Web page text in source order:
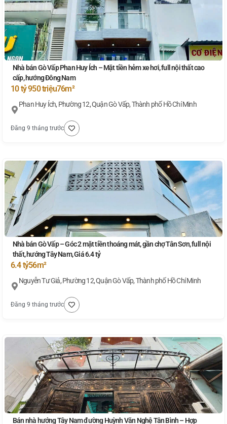
Nhà bán Gò Vấp Phan Huy Ích – Mặt tiền hẻm xe hơi, full nội thất cao
cấp, hướng Đông Nam
10 tỷ 950 triệu76m²
Phan Huy Ích, Phường 12, Quận Gò Vấp, Thành phố Hồ Chí Minh
Đăng 9 tháng trước
Nhà bán Gò Vấp – Góc 2 mặt tiền thoáng mát, gần chợ Tân Sơn, full nội
thất, hướng Tây Nam, Giá 6.4 tỷ
6.4 tỷ56m²
Nguyễn Tư Giả, Phường 12, Quận Gò Vấp, Thành phố Hồ Chí Minh
Đăng 9 tháng trước
Bán nhà hướng Tây Nam đường Huỳnh Văn Nghệ Tân Bình – Hợp